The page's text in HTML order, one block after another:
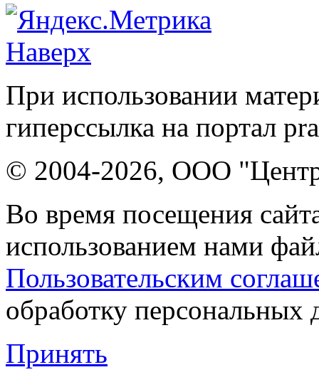
Наверх
При использовании
гиперссылка на портал
© 2004-2026, ООО "Центр
Во время посещения
использованием нами
Пользовательским
обработку персональных
Принять